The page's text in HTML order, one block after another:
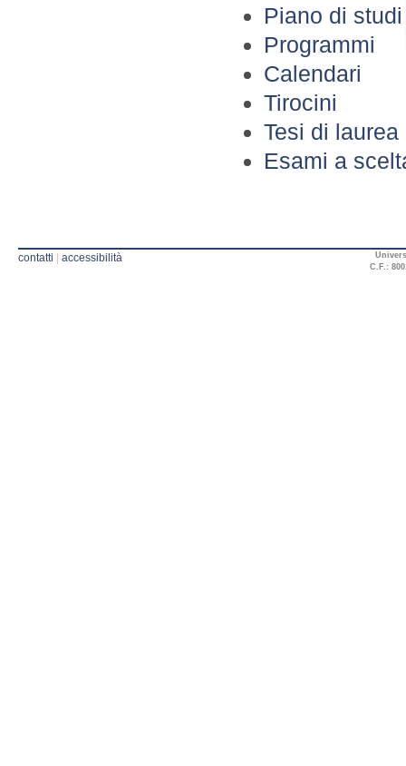
Piano di studi
Programmi
Calendari
Tirocini
Tesi di laurea
Esami a
contatti | accessibilità
C.F.: